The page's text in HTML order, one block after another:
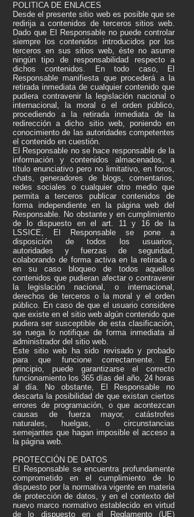
POLITICA DE ENLACES
Desde el presente sitio web es posible que se
redirija a contenidos de terceros sitios web.
Dado que El Responsable no puede controlar
siempre los contenidos introducidos por los
terceros en sus sitios web, éste no asume
ningún tipo de responsabilidad respecto a
dichos contenidos. En todo caso, El
Responsable manifiesta que procederá a la
retirada inmediata de cualquier contenido que
pudiera contravenir la legislación nacional o
internacional, la moral o el orden público,
procediendo a la retirada inmediata de la
redirección a dicho sitio web, poniendo en
conocimiento de las autoridades competentes
el contenido en cuestión.
El Responsable no se hace responsable de la
información y contenidos almacenados, a
título enunciativo pero no limitativo, en foros,
chats, generadores de blogs, comentarios,
redes sociales o cualquier otro medio que
permita a terceros publicar contenidos de
forma independiente en la página web del
Responsable. No obstante y en cumplimiento
de lo dispuesto en el art. 11 y 16 de la
LSSICE, El Responsable se pone a
disposición de todos los usuarios,
autoridades y fuerzas de seguridad,
colaborando de forma activa en la retirada o
en su caso bloqueo de todos aquellos
contenidos que pudieran afectar o contravenir
la legislación nacional, o internacional,
derechos de terceros o la moral y el orden
público. En caso de que el usuario considere
que existe en el sitio web algún contenido que
pudiera ser susceptible de esta clasificación,
se ruega lo notifique de forma inmediata al
administrador del sitio web.
Este sitio web ha sido revisado y probado
para que funcione correctamente. En
principio, puede garantizarse el correcto
funcionamiento los 365 días del año, 24 horas
al día. No obstante, El Responsable no
descarta la posibilidad de que existan ciertos
errores de programación, o que acontezcan
causas de fuerza mayor, catástrofes
naturales, huelgas, o circunstancias
semejantes que hagan imposible el acceso a
la página web.
PROTECCIÓN DE DATOS
El Responsable se encuentra profundamente
comprometido en el cumplimiento de lo
dispuesto por la normativa vigente en materia
de protección de datos, y en el contexto del
nuevo marco normativo establecido en virtud
de lo dispuesto en el Reglamento (UE)